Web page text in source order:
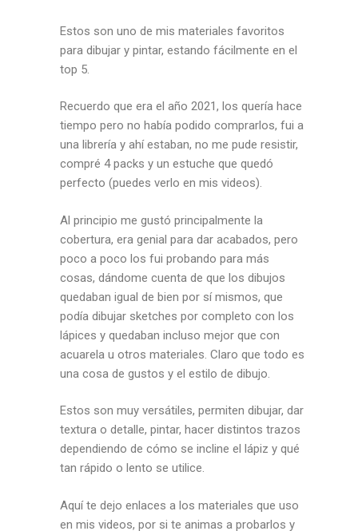
Estos son uno de mis materiales favoritos
para dibujar y pintar, estando fácilmente en el
top 5.
Recuerdo que era el año 2021, los quería hace
tiempo pero no había podido comprarlos, fui a
una librería y ahí estaban, no me pude resistir,
compré 4 packs y un estuche que quedó
perfecto (puedes verlo en mis videos).
Al principio me gustó principalmente la
cobertura, era genial para dar acabados, pero
poco a poco los fui probando para más
cosas, dándome cuenta de que los dibujos
quedaban igual de bien por sí mismos, que
podía dibujar sketches por completo con los
lápices y quedaban incluso mejor que con
acuarela u otros materiales. Claro que todo es
una cosa de gustos y el estilo de dibujo.
Estos son muy versátiles, permiten dibujar, dar
textura o detalle, pintar, hacer distintos trazos
dependiendo de cómo se incline el lápiz y qué
tan rápido o lento se utilice.
Aquí te dejo enlaces a los materiales que uso
en mis videos, por si te animas a probarlos y